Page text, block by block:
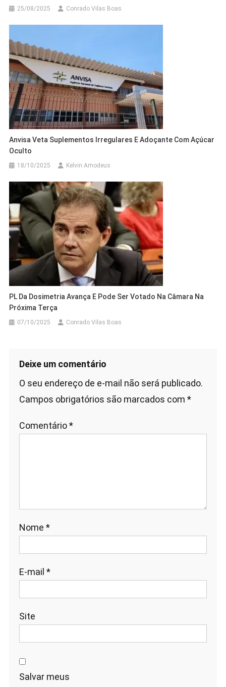
25/08/2025 Conrado Vilas Boas
Anvisa Veta Suplementos Irregulares E Adoçante Com Açúcar
Oculto
18/10/2025 Kelvin Amodeus
PL Da Dosimetria Avança E Pode Ser Votado Na Câmara Na
Próxima Terça
07/10/2025 Conrado Vilas Boas
Deixe um comentário
O seu endereço de e-mail não será publicado.
Campos obrigatórios são marcados com *
Comentário*
Nome *
E-mail *
Site
Salvar meus